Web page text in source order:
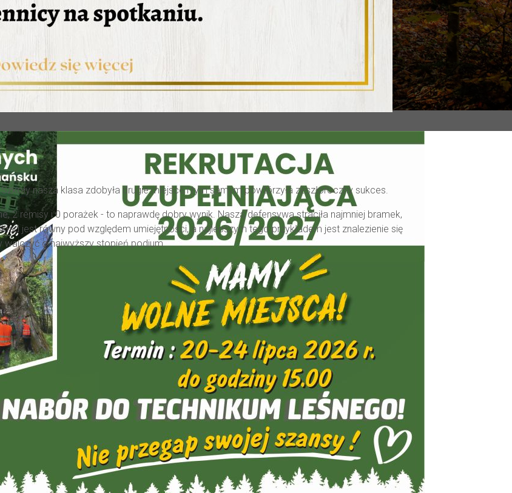
nasza klasa zdobyła drugie miejsce i tym samym powtórzyła zeszłoroczny sukces.
2 remisy i 0 porażek - to naprawdę dobry wynik. Nasza defensywa straciła najmniej bramek,
jest równy pod względem umiejętności, a najlepszym tego przykładem jest znalezienie się
o najwyższy stopień podium.